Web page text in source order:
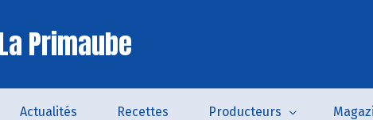
Primaube
Actualités Recettes Producteurs